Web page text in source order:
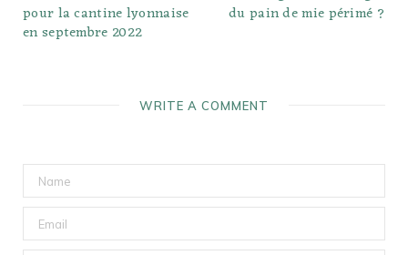
pour la cantine lyonnaise
en septembre 2022
du pain de mie périmé ?
WRITE A COMMENT